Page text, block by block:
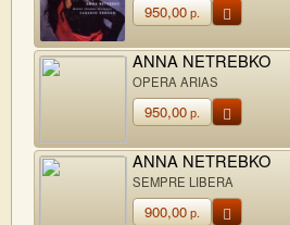
950,00р.
ANNA NETREBKO
OPERA ARIAS
950,00р.
ANNA NETREBKO
SEMPRE LIBERA
900,00р.